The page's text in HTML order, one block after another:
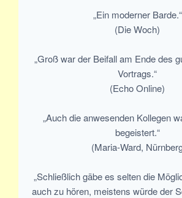
„Ein moderner Barde.“
(Die Woch)
„Groß war der Beifall am Ende des
Vortrags.“
(Echo Online)
„Auch die anwesenden Kollegen
begeistert.“
(Maria-Ward,
„Schließlich gäbe es selten die
auch zu hören, meistens würde der